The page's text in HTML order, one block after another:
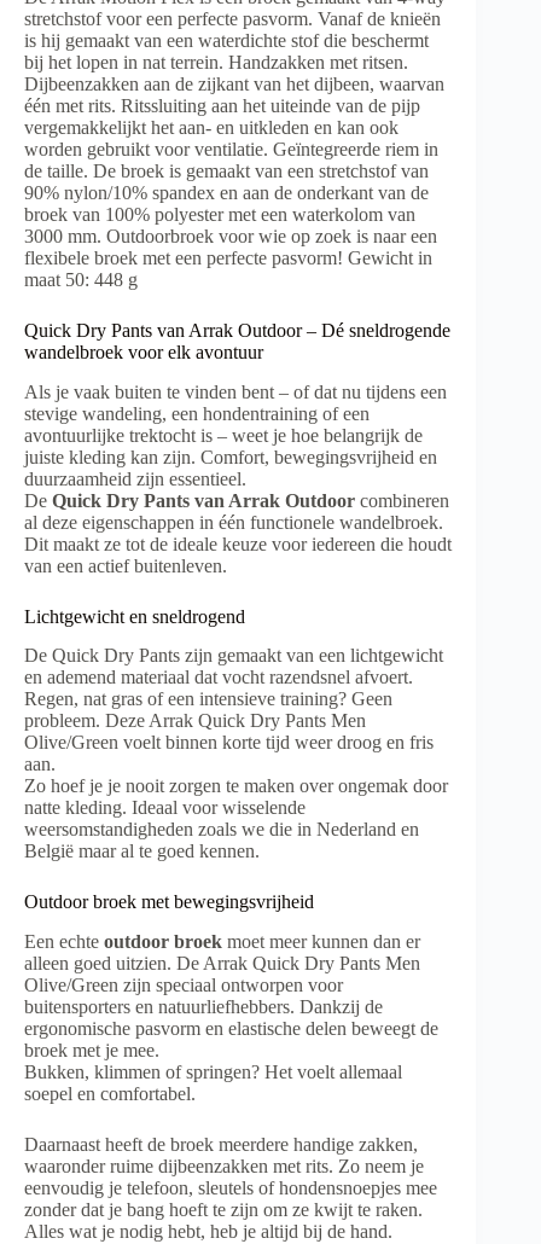
stretchstof voor een perfecte pasvorm. Vanaf de knieën
is hij gemaakt van een waterdichte stof die beschermt
bij het lopen in nat terrein. Handzakken met ritsen.
Dijbeenzakken aan de zijkant van het dijbeen, waarvan
één met rits. Ritssluiting aan het uiteinde van de pijp
vergemakkelijkt het aan- en uitkleden en kan ook
worden gebruikt voor ventilatie. Geïntegreerde riem in
de taille. De broek is gemaakt van een stretchstof van
90% nylon/10% spandex en aan de onderkant van de
broek van 100% polyester met een waterkolom van
3000 mm. Outdoorbroek voor wie op zoek is naar een
flexibele broek met een perfecte pasvorm! Gewicht in
maat 50: 448 g
Quick Dry Pants van Arrak Outdoor – Dé sneldrogende
wandelbroek voor elk avontuur
Als je vaak buiten te vinden bent – of dat nu tijdens een
stevige wandeling, een hondentraining of een
avontuurlijke trektocht is – weet je hoe belangrijk de
juiste kleding kan zijn. Comfort, bewegingsvrijheid en
duurzaamheid zijn essentieel.
De Quick Dry Pants van Arrak Outdoor combineren
al deze eigenschappen in één functionele wandelbroek.
Dit maakt ze tot de ideale keuze voor iedereen die houdt
van een actief buitenleven.
Lichtgewicht en sneldrogend
De Quick Dry Pants zijn gemaakt van een lichtgewicht
en ademend materiaal dat vocht razendsnel afvoert.
Regen, nat gras of een intensieve training? Geen
probleem. Deze Arrak Quick Dry Pants Men
Olive/Green voelt binnen korte tijd weer droog en fris
aan.
Zo hoef je je nooit zorgen te maken over ongemak door
natte kleding. Ideaal voor wisselende
weersomstandigheden zoals we die in Nederland en
België maar al te goed kennen.
Outdoor broek met bewegingsvrijheid
Een echte outdoor broek moet meer kunnen dan er
alleen goed uitzien. De Arrak Quick Dry Pants Men
Olive/Green zijn speciaal ontworpen voor
buitensporters en natuurliefhebbers. Dankzij de
ergonomische pasvorm en elastische delen beweegt de
broek met je mee.
Bukken, klimmen of springen? Het voelt allemaal
soepel en comfortabel.
Daarnaast heeft de broek meerdere handige zakken,
waaronder ruime dijbeenzakken met rits. Zo neem je
eenvoudig je telefoon, sleutels of hondensnoepjes mee
zonder dat je bang hoeft te zijn om ze kwijt te raken.
Alles wat je nodig hebt, heb je altijd bij de hand.